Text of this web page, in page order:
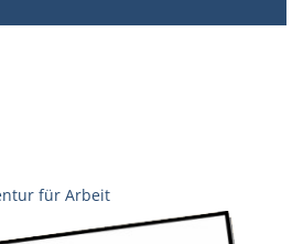
für Arbeit